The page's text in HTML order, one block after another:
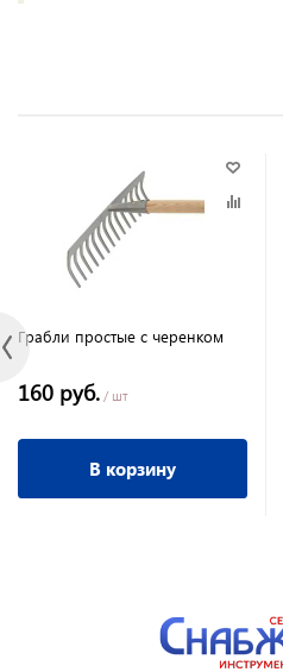
Грабли простые с черенком
160 руб. / шт
В корзину